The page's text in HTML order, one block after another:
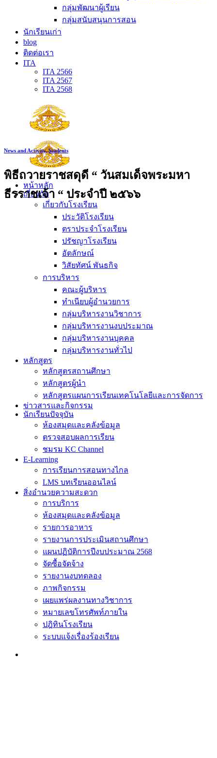
กลุ่มพัฒนาผู้เรียน
กลุ่มสนับสนุนการสอน
นักเรียนเก่า
blog
ติดต่อเรา
ITA
ITA 2566
ITA 2567
ITA 2568
หน้าหลัก
เกี่ยวกับ
เกี่ยวกับโรงเรียน
ประวัติโรงเรียน
ตราประจำโรงเรียน
ปรัชญาโรงเรียน
อัตลักษณ์
วิสัยทัศน์ พันธกิจ
การบริหาร
คณะผู้บริหาร
ทำเนียบผู้อำนวยการ
กลุ่มบริหารงานวิชาการ
กลุ่มบริหารงานงบประมาณ
กลุ่มบริหารงานบุคคล
กลุ่มบริหารงานทั่วไป
หลักสูตร
หลักสูตรสถานศึกษา
หลักสูตรผู้นำ
หลักสูตรแผนการเรียนเทคโนโลยีและการจัดการ
ข่าวสารและกิจกรรม
นักเรียนปัจจุบัน
ห้องสมุดและคลังข้อมูล
ตรวจสอบผลการเรียน
ชมรม KC Channel
E-Learning
การเรียนการสอนทางไกล
LMS บทเรียนออนไลน์
สิ่งอำนวยความสะดวก
การบริการ
ห้องสมุดและคลังข้อมูล
รายการอาหาร
รายงานการประเมินสถานศึกษา
แผนปฏิบัติการปีงบประมาณ 2568
จัดซื้อจัดจ้าง
รายงานงบทดลอง
ภาพกิจกรรม
เผยแพร่ผลงานทางวิชาการ
หมายเลขโทรศัพท์ภายใน
ปฎิทินโรงเรียน
ระบบแจ้งเรื่องร้องเรียน
News and Activity,Students
พิธีถวายราชสดุดี “ วันสมเด็จพระมหา
ธีรราชเจ้า “ ประจำปี ๒๕๖๖